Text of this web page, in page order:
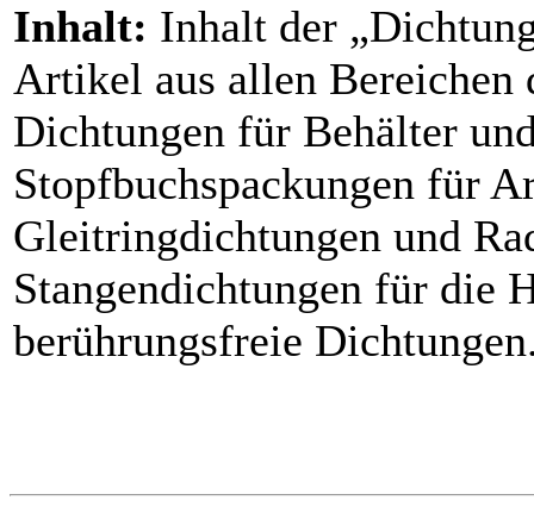
Inhalt: Inhalt der
Artikel aus allen
Dichtungen für Behälter
Stopfbuchspackungen für
Gleitringdichtungen und
Stangendichtungen für die
berührungsfreie